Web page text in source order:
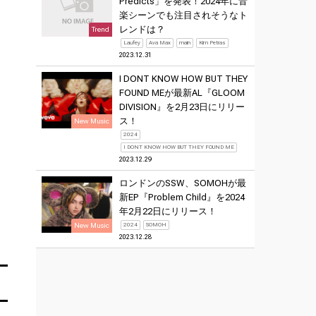
Trend
楽シーンでも注目されそうなト
レンドは？
Laufey Ava Max main Kim Petras
2023.12.31
New Music
I DONT KNOW HOW BUT THEY
FOUND MEが最新AL『GLOOM
DIVISION』を2月23日にリリー
ス！
2024
I DONT KNOW HOW BUT THEY FOUND ME
2023.12.29
New Music
ロンドンのSSW、SOMOHが最
新EP『Problem Child』を2024
年2月22日にリリース！
2024 SOMOH
2023.12.28